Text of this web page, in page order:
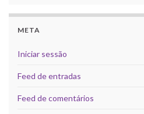
META
Iniciar sessão
Feed de entradas
Feed de comentários